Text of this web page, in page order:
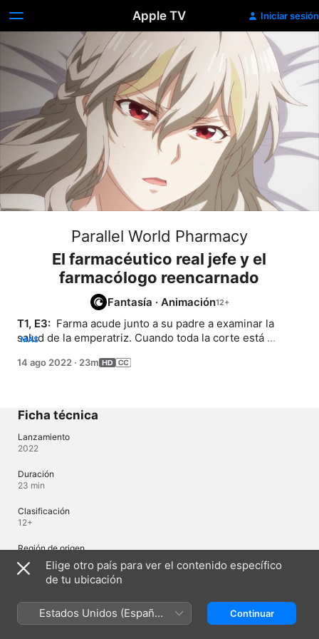
Apple TV Iniciar sesión
Parallel World Pharmacy
El farmacéutico real jefe y el
farmacólogo reencarnado
Fantasía · Animación
T1, E3: Farma acude junto a su padre a examinar la
salud de la emperatriz. Cuando toda la corte está
tratamiento para su enfermedad.
MÁS
14 ago 2022 · 23m
Ficha técnica
Lanzamiento
2022
Duración
23 min
Clasificación
12+
Región de origen
Japón
© 2022 Takayama Liz / Kadokawa / Parallel World Pharmacy Partners
Elige otro país para ver el contenido específico
de tu ubicación
Estados Unidos (Español
México)
Continuar